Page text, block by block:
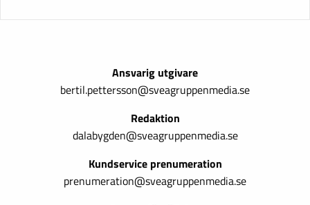
Ansvarig utgivare
bertil.pettersson@sveagruppenmedia.se
Redaktion
dalabygden@sveagruppenmedia.se
Kundservice prenumeration
prenumeration@sveagruppenmedia.se